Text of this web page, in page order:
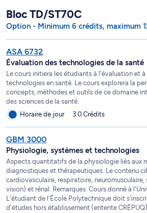
Bloc TD/ST70C
Option - Minimum 6 crédits, maximum
ASA 6732
Évaluation des technologies de la santé
Le cours initiera les étudiants à l'évaluation et
technologies en santé. Le cours explorera la
concepts, méthodes et outils de ce domaine
des sciences de la santé.
Horaire de jour
3.0 Crédits
GBM 3000
Physiologie, systèmes et technologies
Aspects quantitatifs de la physiologie liés aux
diagnostiques et thérapeutiques. Le contenu
cardiovasculaire, respiratoire, neuromusculaire,
vision) et rénal. Remarques: Cours donné à
L'étudiant de l'École Polytechnique doit
d'études hors établissement (entente CRÉPUQ).